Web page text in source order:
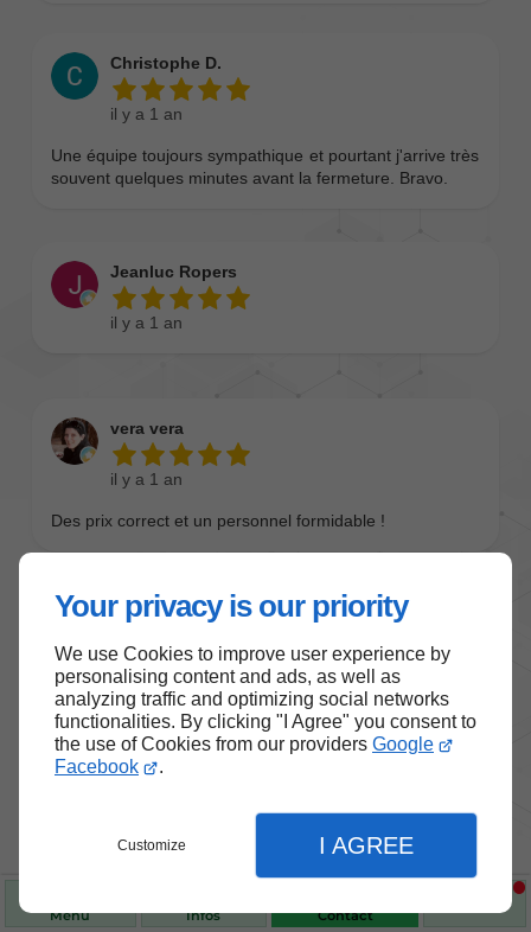
Your privacy is our priority
We use Cookies to improve user experience by
personalising content and ads, as well as
analyzing traffic and optimizing social networks
functionalities. By clicking "I Agree" you consent to
the use of Cookies from our providers Google
Facebook
.
Customize I AGREE
Menu Infos Contact
Nos produits de santé et de